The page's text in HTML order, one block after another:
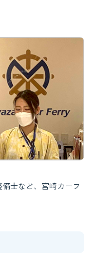
士など、宮崎カーフ